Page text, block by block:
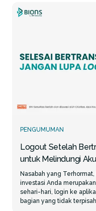
PENGUMUMAN
Logout Setelah
untuk Melindungi
Nasabah yang
investasi Anda
sehari-hari, login ke
bagian yang tidak